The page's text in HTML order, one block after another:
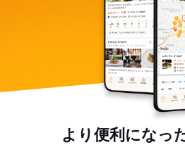
より便利になっ